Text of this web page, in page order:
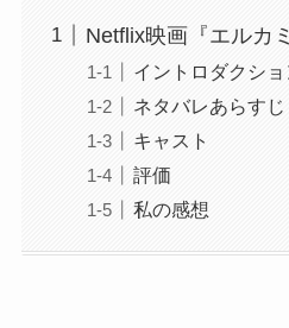
Netflix映画『エルカ
イントロダクショ
ネタバレあらすじ
キャスト
評価
私の感想